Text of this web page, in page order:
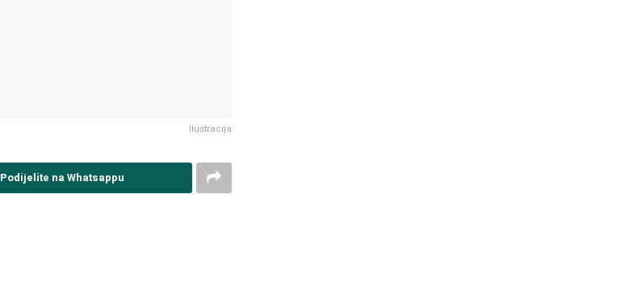
Ilustracija
Podijelite na Whatsappu